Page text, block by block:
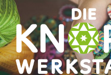
Zum
Inhalt
springen